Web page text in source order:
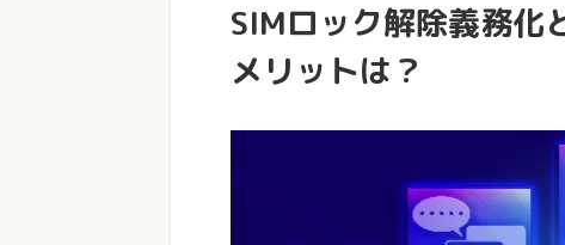
SIMロック解除義務化
メリットは？